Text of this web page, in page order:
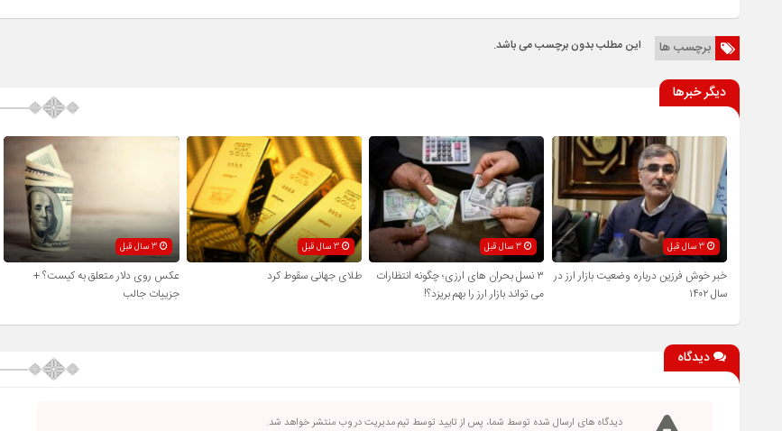
برچسب ها این مطلب بدون برچسب می باشد.
دیگر خبرها
3 سال قبل
خبر خوش فرزین درباره وضعیت بازار ارز در
سال ۱۴۰۲
3 سال قبل
۳ نسل بحران‌ های ارزی؛ چگونه انتظارات
می ‌تواند بازار ارز را بهم بریزد؟!
3 سال قبل
طلای جهانی سقوط کرد
3 سال قبل
عکس روی دلار متعلق به کیست؟ +
جزییات جالب
دیدگاه
دیدگاه های ارسال شده توسط شما، پس از تایید توسط تیم مدیریت در وب منتشر خواهد شد.